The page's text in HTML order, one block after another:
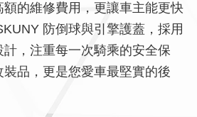
的維修費用，更讓車主能更快
防倒球與引擎護蓋，採用
，注重每一次騎乘的安全保
品，更是您愛車最堅實的後